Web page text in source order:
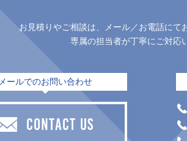
お見積りやご相談は、メール／お電話にて
専属の担当者が丁寧にご対応
メールでのお問い合わせ
CONTACT US